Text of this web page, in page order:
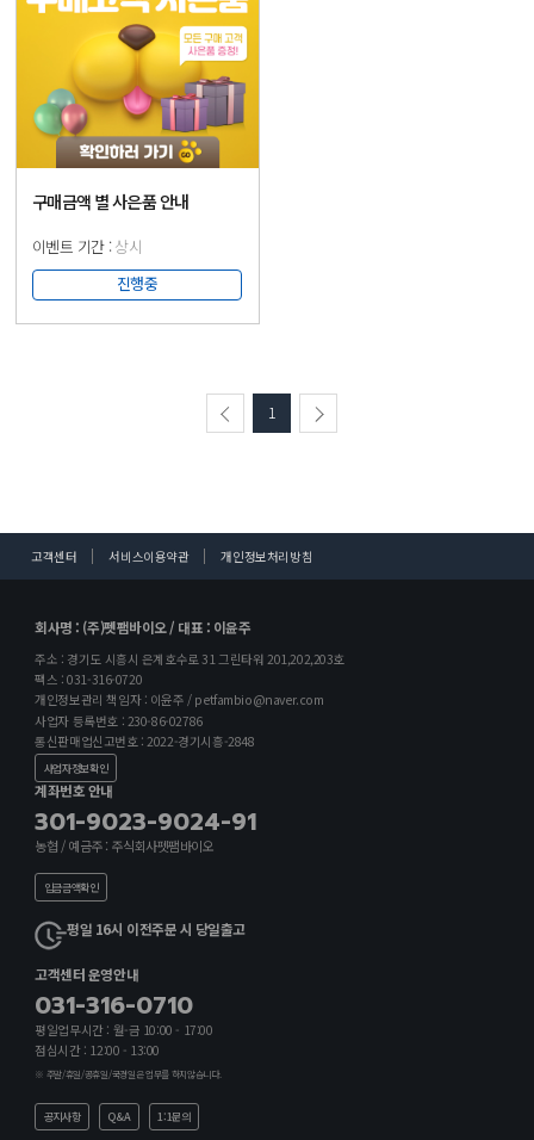
구매금액 별 사은품 안내
상시
진행중
1
고객센터 서비스이용약관 개인정보처리방침
회사명 : (주)펫팸바이오 / 대표 : 이윤주
주소 : 경기도 시흥시 은계호수로 31 그린타워 201,202,203호
팩스 : 031-316-0720
개인정보관리 책임자 : 이윤주 / petfambio@naver.com
사업자 등록번호 : 230-86-02786
통신판매업신고번호 : 2022-경기시흥-2848
사업자정보확인
계좌번호 안내
301-9023-9024-91
농협 / 예금주 : 주식회사펫팸바이오
입금금액확인
평일 16시 이전주문 시 당일출고
고객센터 운영안내
031-316-0710
평일업무시간 : 월-금 10:00 - 17:00
점심시간 : 12:00 - 13:00
※ 주말/휴일/공휴일/국경일은 업무를 하지않습니다.
공지사항 Q&A 1:1문의